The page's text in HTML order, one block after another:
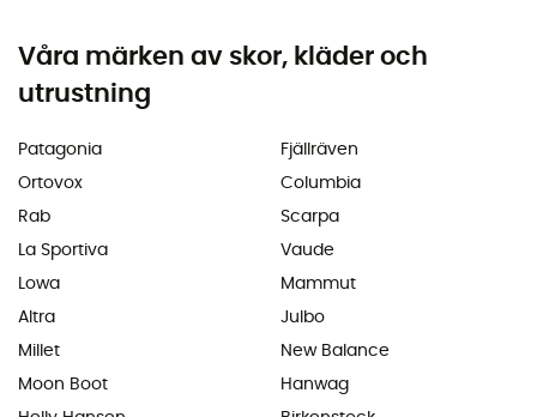
Våra märken av skor, kläder och
utrustning
Patagonia
Ortovox
Rab
La Sportiva
Lowa
Altra
Millet
Moon Boot
Fjällräven
Columbia
Scarpa
Vaude
Mammut
Julbo
New Balance
Hanwag